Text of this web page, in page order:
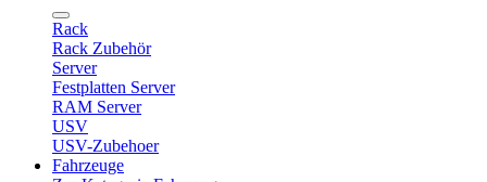
Rack
Rack Zubehör
Server
Festplatten Server
RAM Server
USV
USV-Zubehoer
Fahrzeuge